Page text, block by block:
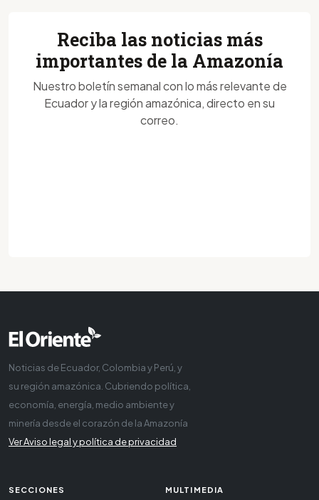
Reciba las noticias más
importantes de la Amazonía
Nuestro boletín semanal con lo más relevante de
Ecuador y la región amazónica, directo en su
correo.
Noticias de Ecuador, Colombia y Perú, y
su región amazónica. Cubriendo política,
economía, energía, medio ambiente y
minería desde el corazón de la Amazonía
Ver Aviso legal y política de privacidad
SECCIONES MULTIMEDIA